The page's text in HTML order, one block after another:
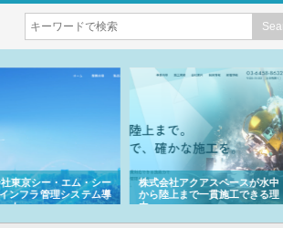
社アクアスペースが水中
上まで一貫施工できる理
株式会社地盤調査事務所が選ば
れ続ける理由と建設コンサルの
強み